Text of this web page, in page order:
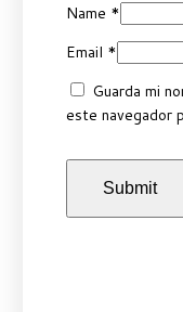
Name *
Email *
Guarda mi
este navegador